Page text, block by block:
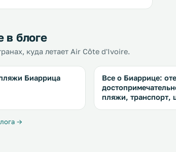
в блоге
куда летает Air Côte d'Ivoire.
Биаррица
Все о Биаррице:
пляжи, транспорт,
→